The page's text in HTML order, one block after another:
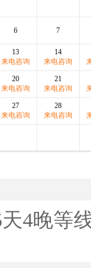
6 7
13
来电咨询
14
来电咨询
20
来电咨询
21
来电咨询
27
来电咨询
28
来电咨询
4晚等